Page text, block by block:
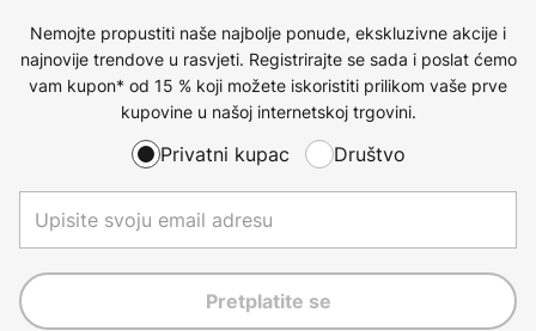
Nemojte propustiti naše najbolje ponude, ekskluzivne akcije i
najnovije trendove u rasvjeti. Registrirajte se sada i poslat ćemo
vam kupon* od 15 % koji možete iskoristiti prilikom vaše prve
kupovine u našoj internetskoj trgovini.
Privatni kupac Društvo
Pretplatite se